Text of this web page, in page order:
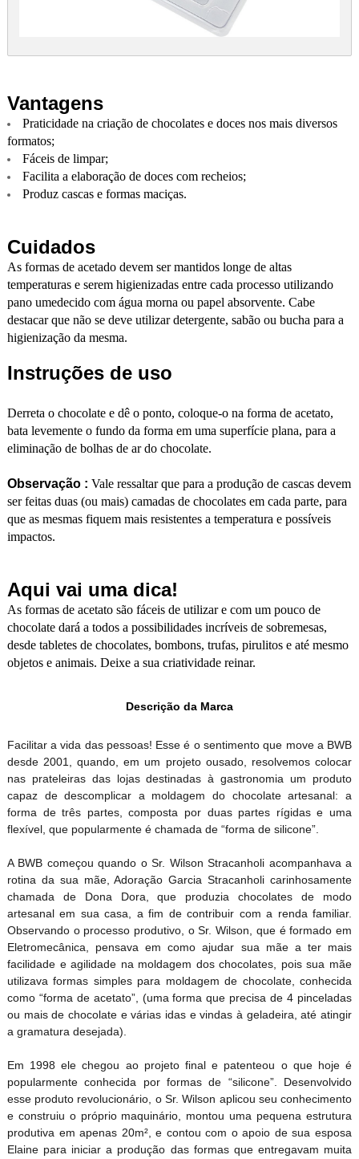
Vantagens
Praticidade na criação de chocolates e doces nos mais diversos
formatos;
Fáceis de limpar;
Facilita a elaboração de doces com recheios;
Produz cascas e formas maciças.
Cuidados
As formas de acetado devem ser mantidos longe de altas
temperaturas e serem higienizadas entre cada processo utilizando
pano umedecido com água morna ou papel absorvente. Cabe
destacar que não se deve utilizar detergente, sabão ou bucha para a
higienização da mesma.
Instruções de uso
Derreta o chocolate e dê o ponto, coloque-o na forma de acetato,
bata levemente o fundo da forma em uma superfície plana, para a
eliminação de bolhas de ar do chocolate.
Observação : Vale ressaltar que para a produção de cascas devem
ser feitas duas (ou mais) camadas de chocolates em cada parte, para
que as mesmas fiquem mais resistentes a temperatura e possíveis
impactos.
Aqui vai uma dica!
As formas de acetato são fáceis de utilizar e com um pouco de
chocolate dará a todos a possibilidades incríveis de sobremesas,
desde tabletes de chocolates, bombons, trufas, pirulitos e até mesmo
objetos e animais. Deixe a sua criatividade reinar.
Descrição da Marca
Facilitar a vida das pessoas! Esse é o sentimento que move a BWB
desde 2001, quando, em um projeto ousado, resolvemos colocar
nas prateleiras das lojas destinadas à gastronomia um produto
capaz de descomplicar a moldagem do chocolate artesanal: a
forma de três partes, composta por duas partes rígidas e uma
flexível, que popularmente é chamada de “forma de silicone”.
A BWB começou quando o Sr. Wilson Stracanholi acompanhava a
rotina da sua mãe, Adoração Garcia Stracanholi carinhosamente
chamada de Dona Dora, que produzia chocolates de modo
artesanal em sua casa, a fim de contribuir com a renda familiar.
Observando o processo produtivo, o Sr. Wilson, que é formado em
Eletromecânica, pensava em como ajudar sua mãe a ter mais
facilidade e agilidade na moldagem dos chocolates, pois sua mãe
utilizava formas simples para moldagem de chocolate, conhecida
como “forma de acetato”, (uma forma que precisa de 4 pinceladas
ou mais de chocolate e várias idas e vindas à geladeira, até atingir
a gramatura desejada).
Em 1998 ele chegou ao projeto final e patenteou o que hoje é
popularmente conhecida por formas de “silicone”. Desenvolvido
esse produto revolucionário, o Sr. Wilson aplicou seu conhecimento
e construiu o próprio maquinário, montou uma pequena estrutura
produtiva em apenas 20m², e contou com o apoio de sua esposa
Elaine para iniciar a produção das formas que entregavam muita